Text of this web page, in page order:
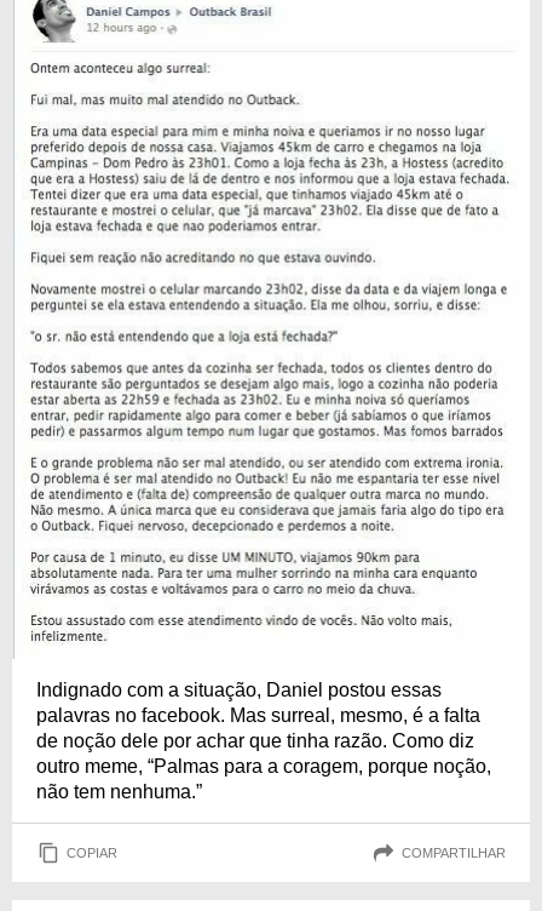
Indignado com a situação, Daniel postou essas
palavras no facebook. Mas surreal, mesmo, é a falta
de noção dele por achar que tinha razão. Como diz
outro meme, “Palmas para a coragem, porque noção,
não tem nenhuma.”
COPIAR COMPARTILHAR